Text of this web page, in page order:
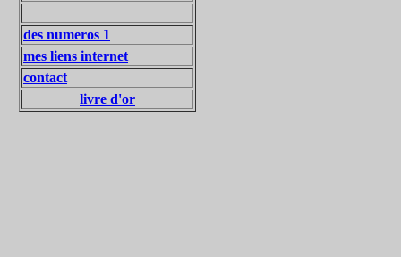
des numeros 1
mes liens internet
contact
livre d'or